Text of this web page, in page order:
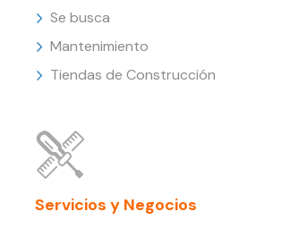
Se busca
Mantenimiento
Tiendas de Construcción
Servicios y Negocios